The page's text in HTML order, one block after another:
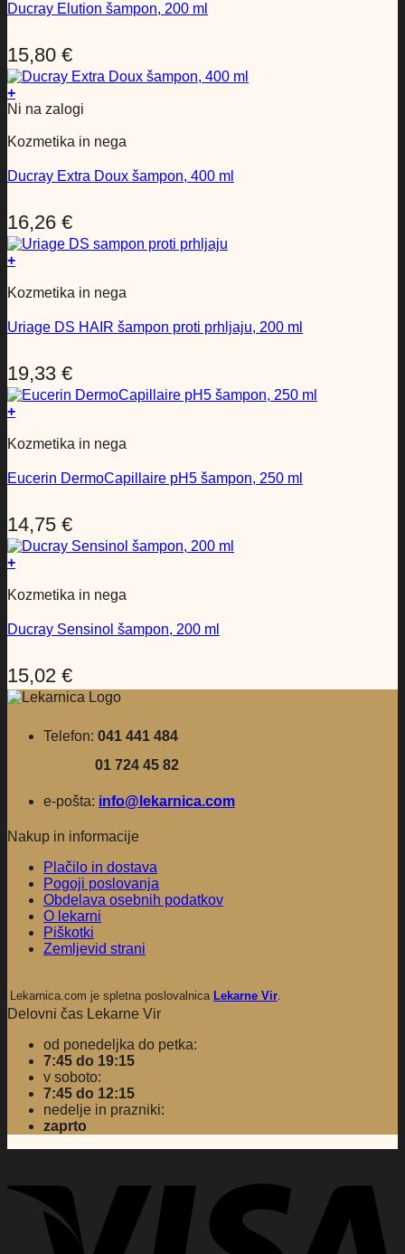
Ducray Elution šampon, 200 ml
15,80 €
+
Ni na zalogi
Kozmetika in nega
Ducray Extra Doux šampon, 400 ml
16,26 €
+
Kozmetika in nega
Uriage DS HAIR šampon proti prhljaju, 200 ml
19,33 €
+
Kozmetika in nega
Eucerin DermoCapillaire pH5 šampon, 250 ml
14,75 €
+
Kozmetika in nega
Ducray Sensinol šampon, 200 ml
15,02 €
Telefon: 041 441 484
01 724 45 82
e-pošta: info@lekarnica.com
Nakup in informacije
Plačilo in dostava
Pogoji poslovanja
Obdelava osebnih podatkov
O lekarni
Piškotki
Zemljevid strani
Lekarnica.com je spletna poslovalnica Lekarne Vir.
Delovni čas Lekarne Vir
od ponedeljka do petka:
7:45 do 19:15
v soboto:
7:45 do 12:15
nedelje in prazniki:
zaprto